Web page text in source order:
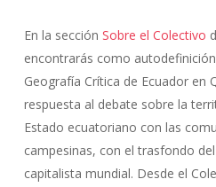
En la sección Sobre el Colectivo
encontrarás como
Geografía Crítica de Ecuador en
respuesta al debate sobre la
Estado ecuatoriano con las
campesinas, con el trasfondo
capitalista mundial. Desde el